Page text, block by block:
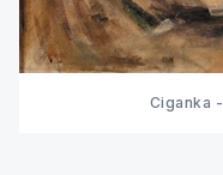
Ciganka